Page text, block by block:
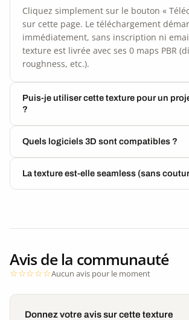
Cliquez simplement sur le bouton «
sur cette page. Le téléchargement
immédiatement, sans inscription ni
texture est livrée avec ses 0 maps PBR
roughness, etc.).
Puis-je utiliser cette texture pour un
?
Quels logiciels 3D sont compatibles ?
La texture est-elle seamless (sans
Avis de la communauté
Aucun avis pour le moment
Donnez votre avis sur cette texture